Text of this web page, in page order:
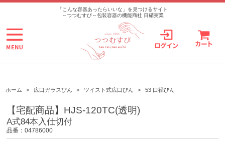
>
「こんな容器あったらいいな」を見つけるサイト
～つつむすび～包装容器の機能商社 日硝実業
ホーム > 広口ガラスびん > ツイスト式広口びん > 53 口径びん
【宅配商品】HJS-120TC(透明)
A式84本入仕切付
品番：04786000